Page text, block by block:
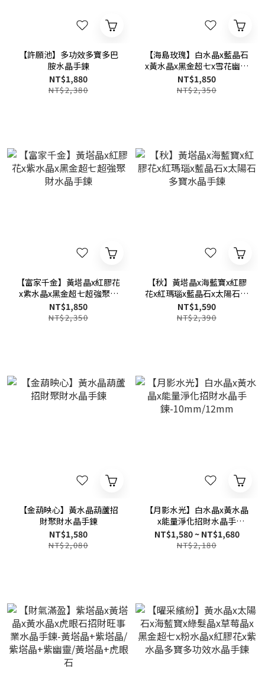
【許願池】多功效多寶多巴
胺水晶手鍊
NT$1,880
NT$2,380
【海島玫瑰】白水晶x藍晶石
x黃水晶x黑金超七x雪花幽靈
x螢石x薔薇石x黃塔晶x沉香
多寶多功效水晶手鍊
NT$1,850
NT$2,350
【富家千金】黃塔晶x紅膠花
x紫水晶x黑金超七超強聚財
水晶手鍊
NT$1,850
NT$2,350
【秋】黃塔晶x海藍寶x紅膠
花x紅瑪瑙x藍晶石x太陽石多
寶水晶手鍊
NT$1,590
NT$2,390
【金葫映心】黃水晶葫蘆招
財聚財水晶手鍊
NT$1,580
NT$2,080
【月影水光】白水晶x黃水晶
x能量淨化招財水晶手
鍊-10mm/12mm
NT$1,580 ~ NT$1,680
NT$2,180